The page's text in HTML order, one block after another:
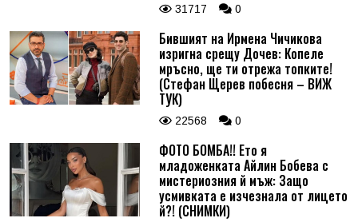
31717 0
Бившият на Ирмена Чичикова
изригна срещу Дочев: Копеле
мръсно, ще ти отрежа топките!
(Стефан Щерев побесня – ВИЖ
ТУК)
22568 0
ФОТО БОМБА!! Ето я
младоженката Айлин Бобева с
мистериозния й мъж: Защо
усмивката е изчезнала от лицето
й?! (СНИМКИ)